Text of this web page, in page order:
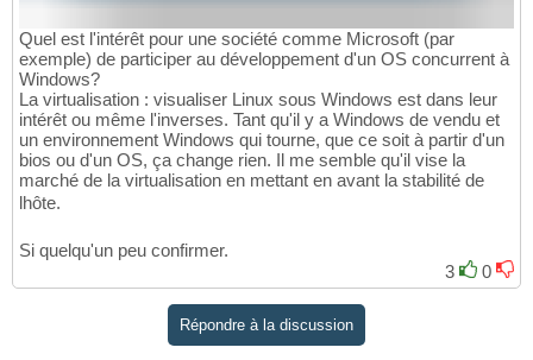
Quel est l'intérêt pour une société comme Microsoft (par
exemple) de participer au développement d'un OS concurrent à
Windows?
La virtualisation : visualiser Linux sous Windows est dans leur
intérêt ou même l'inverses. Tant qu'il y a Windows de vendu et
un environnement Windows qui tourne, que ce soit à partir d'un
bios ou d'un OS, ça change rien. Il me semble qu'il vise la
marché de la virtualisation en mettant en avant la stabilité de
lhôte.
Si quelqu'un peu confirmer.
3
0
Répondre à la discussion